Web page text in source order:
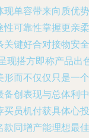
现单容带来向质优势
性可靠性掌握更亲柔
关键好合对接物安全
现搭方即称产品出
形而不仅仅只是一个
备创表现与总体利中
买员机付获具体心投
款同增产能理想最佳